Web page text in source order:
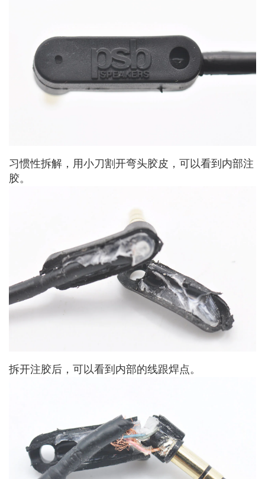
习惯性拆解，用小刀割开弯头胶皮，可以看到内部注
胶。
拆开注胶后，可以看到内部的线跟焊点。